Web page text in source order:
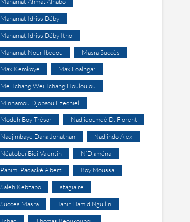
Mahamat Idriss Déby
Mahamat Idriss Déby Itno
Mahamat Nour Ibedou Masra Succès
Max Kemkoye Max Loalngar
Me Tchang Wei Tchang Houloulou
Minnamou Djobsou Ezechiel
Modeh Boy Trésor Nadjidoumdé D. Florent
Nadjimbaye Dana Jonathan Nadjindo Alex
Néatobeï Bidi Valentin N’Djaména
Pahimi Padacké Albert Roy Moussa
Saleh Kebzabo stagiaire
Succès Masra Tahir Hamid Nguilin